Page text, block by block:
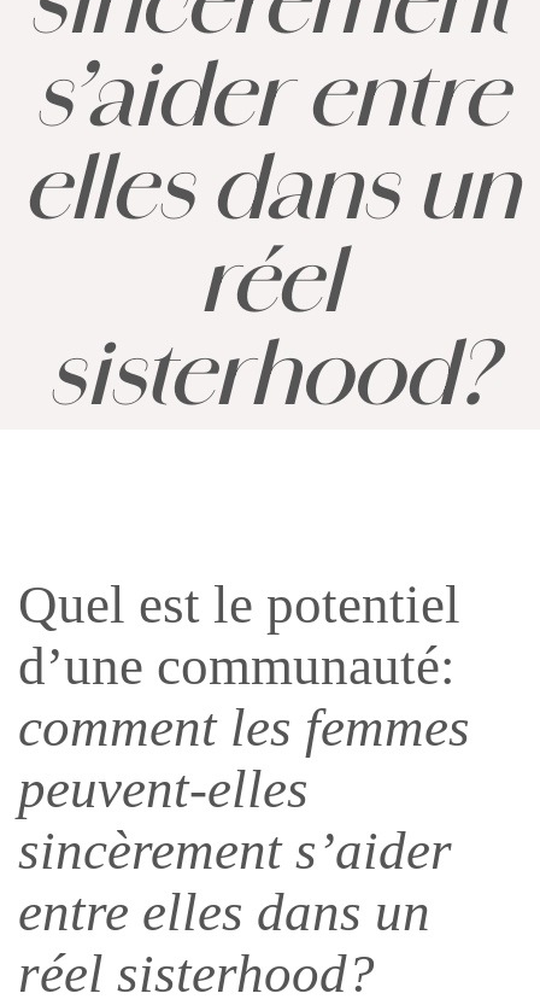
s’aider entre
elles dans un
réel
sisterhood?
Quel est le potentiel
d’une communauté:
comment les femmes
peuvent-elles
sincèrement s’aider
entre elles dans un
réel sisterhood?